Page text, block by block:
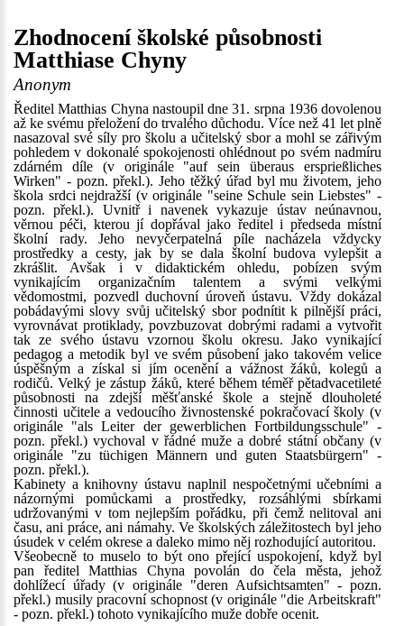
Zhodnocení školské působnosti
Matthiase Chyny
Anonym
Ředitel Matthias Chyna nastoupil dne 31. srpna 1936 dovolenou
až ke svému přeložení do trvalého důchodu. Více než 41 let plně
nasazoval své síly pro školu a učitelský sbor a mohl se zářivým
pohledem v dokonalé spokojenosti ohlédnout po svém nadmíru
zdárném díle (v originále "auf sein überaus ersprießliches
Wirken" - pozn. překl.). Jeho těžký úřad byl mu životem, jeho
škola srdci nejdražší (v originále "seine Schule sein Liebstes" -
pozn. překl.). Uvnitř i navenek vykazuje ústav neúnavnou,
věrnou péči, kterou jí dopřával jako ředitel i předseda místní
školní rady. Jeho nevyčerpatelná píle nacházela vždycky
prostředky a cesty, jak by se dala školní budova vylepšit a
zkrášlit. Avšak i v didaktickém ohledu, pobízen svým
vynikajícím organizačním talentem a svými velkými
vědomostmi, pozvedl duchovní úroveň ústavu. Vždy dokázal
pobádavými slovy svůj učitelský sbor podnítit k pilnější práci,
vyrovnávat protiklady, povzbuzovat dobrými radami a vytvořit
tak ze svého ústavu vzornou školu okresu. Jako vynikající
pedagog a metodik byl ve svém působení jako takovém velice
úspěšným a získal si jím ocenění a vážnost žáků, kolegů a
rodičů. Velký je zástup žáků, které během téměř pětadvacetileté
působnosti na zdejší měšťanské škole a stejně dlouholeté
činnosti učitele a vedoucího živnostenské pokračovací školy (v
originále "als Leiter der gewerblichen Fortbildungsschule" -
pozn. překl.) vychoval v řádné muže a dobré státní občany (v
originále "zu tüchigen Männern und guten Staatsbürgern" -
pozn. překl.).
Kabinety a knihovny ústavu naplnil nespočetnými učebními a
názornými pomůckami a prostředky, rozsáhlými sbírkami
udržovanými v tom nejlepším pořádku, při čemž nelitoval ani
času, ani práce, ani námahy. Ve školských záležitostech byl jeho
úsudek v celém okrese a daleko mimo něj rozhodující autoritou.
Všeobecně to muselo to být ono přející uspokojení, když byl
pan ředitel Matthias Chyna povolán do čela města, jehož
dohlížecí úřady (v originále "deren Aufsichtsamten" - pozn.
překl.) musily pracovní schopnost (v originále "die Arbeitskraft"
- pozn. překl.) tohoto vynikajícího muže dobře ocenit.